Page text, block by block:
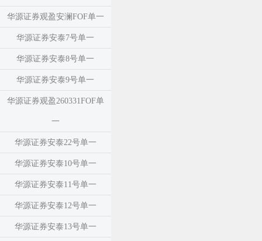
华源证券观盈安澜FOF单一
华源证券安泰7号单一
华源证券安泰8号单一
华源证券安泰9号单一
华源证券观盈260331FOF单
一
华源证券安泰22号单一
华源证券安泰10号单一
华源证券安泰11号单一
华源证券安泰12号单一
华源证券安泰13号单一